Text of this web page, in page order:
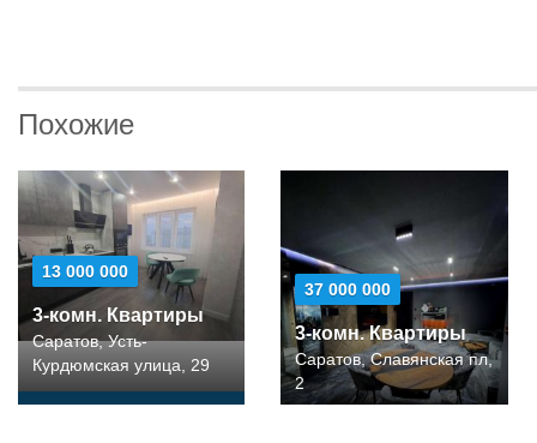
Похожие
13 000 000
3-комн. Квартиры
Саратов, Усть-
Курдюмская улица, 29
37 000 000
3-комн. Квартиры
Саратов, Славянская пл,
2